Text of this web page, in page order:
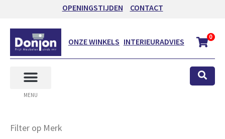
OPENINGSTIJDEN CONTACT
ONZE WINKELS INTERIEURADVIES 0
MENU
Filter op Merk